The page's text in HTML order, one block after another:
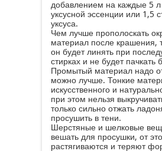
добавлением на каждые 5
уксусной эссенции или 1,5
уксуса.
Чем лучше прополоскать
материал после крашения,
он будет линять при
стирках и не будет пачкать
Промытый материал надо
можно лучше. Тонкие
искусственного и
при этом нельзя
только сильно отжать
просушить в тени.
Шерстяные и шелковые
вешать для просушки, от
растягиваются и теряют